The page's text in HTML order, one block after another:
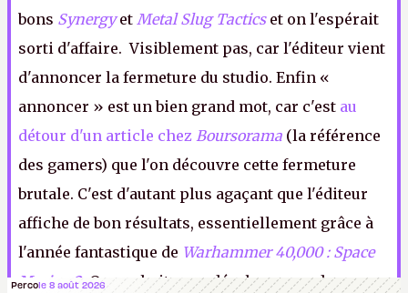
bons Synergyet Metal Slug Tacticset on l'espérait
sorti d'affaire. Visiblement pas, car l'éditeur vient
d'annoncer la fermeture du studio. Enfin «
annoncer » est un bien grand mot, car c'est au
détour d'un article chez Boursorama (la référence
des gamers) que l'on découvre cette fermeture
brutale. C'est d'autant plus agaçant que l'éditeur
affiche de bon résultats, essentiellement grâce à
l'année fantastique de Warhammer 40,000 : Space
Marine 2.On souhaite aux développeurs de
Percole 8 août 2026